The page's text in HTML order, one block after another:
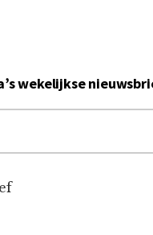
het te doen?…
wekelijkse